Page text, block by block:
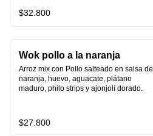
$32.800
Wok pollo a la naranja
Arroz mix con Pollo salteado en salsa de
naranja, huevo, aguacate, plátano
maduro, philo strips y ajonjolí dorado.
$27.800